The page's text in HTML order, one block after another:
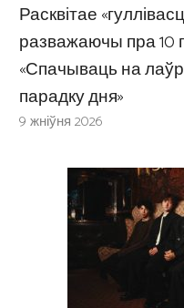
Расквітае
разважаючы пра 10
«Спачываць на
парадку дня»
9 жніўня 2026